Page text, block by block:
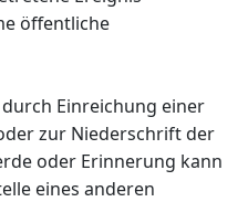
öffentliche
Einreichung einer
zur Niederschrift der
oder Erinnerung kann
eines anderen